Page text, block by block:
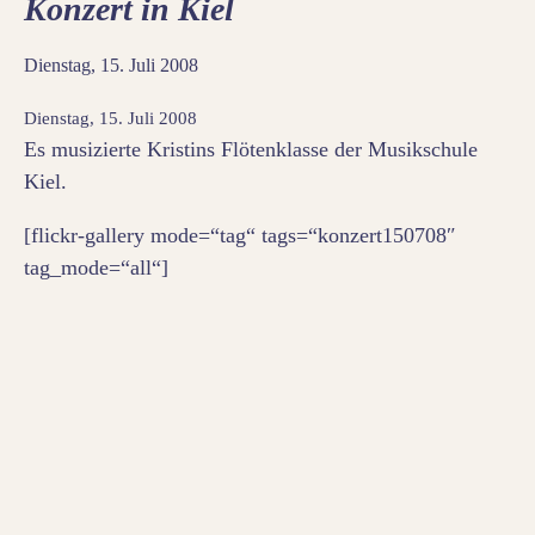
Konzert in Kiel
Dienstag, 15. Juli 2008
Dienstag, 15. Juli 2008
Es musizierte Kristins Flötenklasse der Musikschule
Kiel.
[flickr-gallery mode=“tag“ tags=“konzert150708″
tag_mode=“all“]